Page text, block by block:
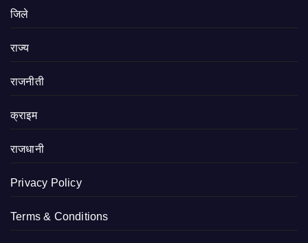
जिले
राज्य
राजनीती
क्राइम
राजधानी
Privacy Policy
Terms & Conditions